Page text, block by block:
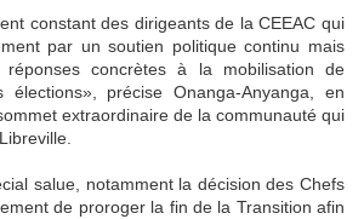
constant des dirigeants de la CEEAC qui
par un soutien politique continu mais
concrètes à la mobilisation de
élections», précise Onanga-Anyanga, en
extraordinaire de la communauté qui
salue, notamment la décision des Chefs
de proroger la fin de la Transition afin